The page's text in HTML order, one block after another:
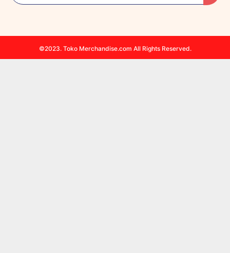
©2023. Toko Merchandise.com All Rights Reserved.